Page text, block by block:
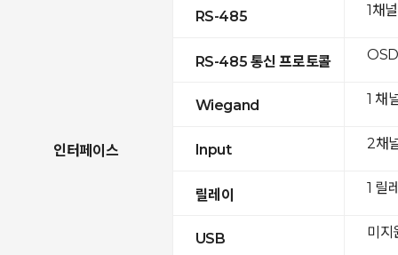
인터페이스
RS-485
RS-485 통신 프로토콜
Wiegand
Input
릴레이
USB
1채
1 채
2채
1 릴
미지